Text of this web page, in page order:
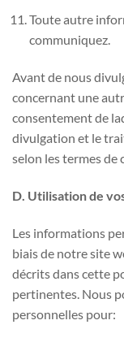
Toute autre
communiquez.
Avant de nous
concernant une
consentement de
divulgation et le
selon les termes
D. Utilisation de
Les informations
biais de notre site
décrits dans cette
pertinentes. Nous
personnelles pour: